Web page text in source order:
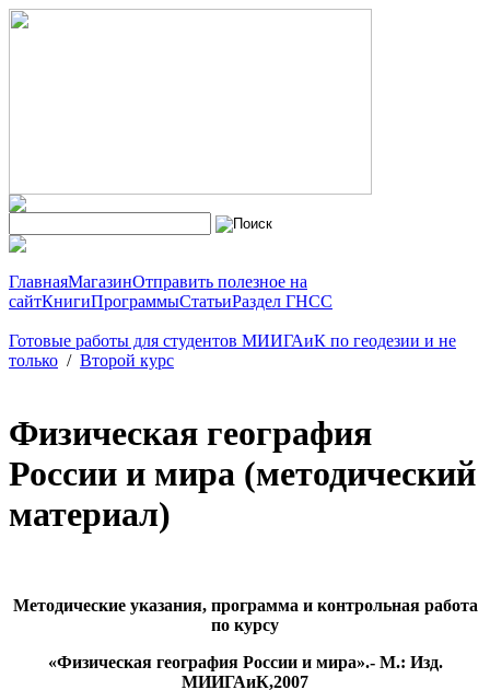
ГлавнаяМагазинОтправить полезное на
сайтКнигиПрограммыСтатьиРаздел ГНСС
Готовые работы для студентов МИИГАиК по геодезии и не
только / Второй курс
Физическая география
России и мира (методический
материал)
Методические указания, программа и контрольная работа
по курсу
«Физическая география России и мира».- М.: Изд.
МИИГАиК,2007